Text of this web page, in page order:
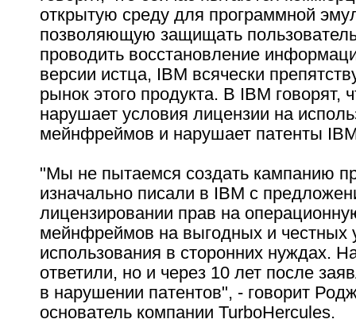
открытую среду для программной
позволяющую защищать
проводить восстановление
версии истца, IBM всячески
рынок этого продукта. В IBM говорят,
нарушает условия лицензии на
мейнфреймов и нарушает патенты
"Мы не пытаемся создать кампанию
изначально писали в IBM с
лицензировании прав на
мейнфреймов на выгодных и честных
использования в сторонних нуждах.
ответили, но и через 10 лет после
в нарушении патентов", - говорит
основатель компании TurboHercules.